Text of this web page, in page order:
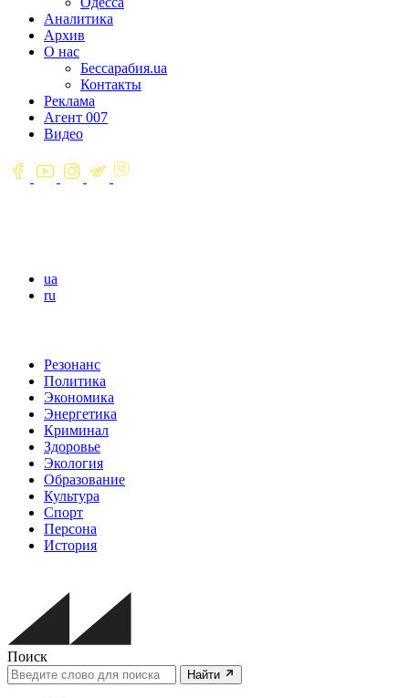
Аналитика
Архив
О нас
Бессарабия.ua
Контакты
Реклама
Агент 007
Видео
ua
ru
Резонанс
Политика
Экономика
Энергетика
Криминал
Здоровье
Экология
Образование
Культура
Спорт
Персона
История
Поиск
Найти